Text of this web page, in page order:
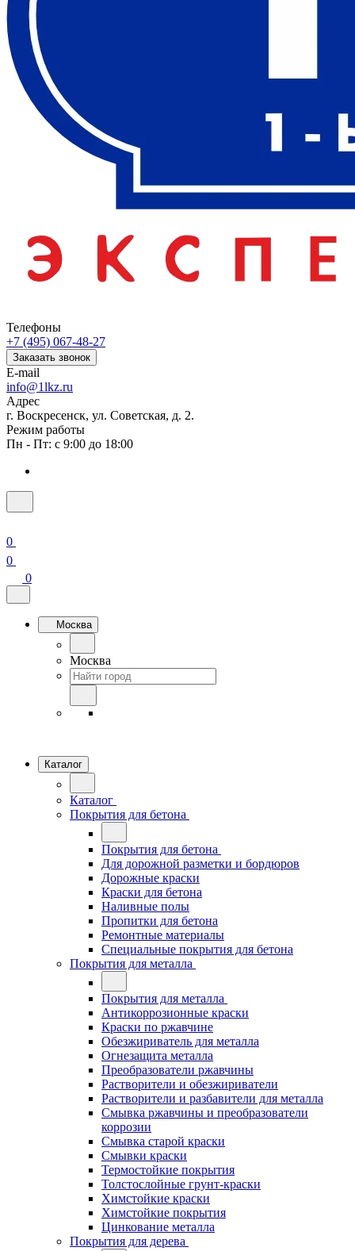
Телефоны
+7 (495) 067-48-27
Заказать звонок
E-mail
info@1lkz.ru
Адрес
г. Воскресенск, ул. Советская, д. 2.
Режим работы
Пн - Пт: с 9:00 до 18:00
0
0
0
Москва
Москва
Каталог
Каталог
Покрытия для бетона
Покрытия для бетона
Для дорожной разметки и бордюров
Дорожные краски
Краски для бетона
Наливные полы
Пропитки для бетона
Ремонтные материалы
Специальные покрытия для бетона
Покрытия для металла
Покрытия для металла
Антикоррозионные краски
Краски по ржавчине
Обезжириватель для металла
Огнезащита металла
Преобразователи ржавчины
Растворители и обезжириватели
Растворители и разбавители для металла
Смывка ржавчины и преобразователи
коррозии
Смывка старой краски
Смывки краски
Термостойкие покрытия
Толстослойные грунт-краски
Химстойкие краски
Химстойкие покрытия
Цинкование металла
Покрытия для дерева